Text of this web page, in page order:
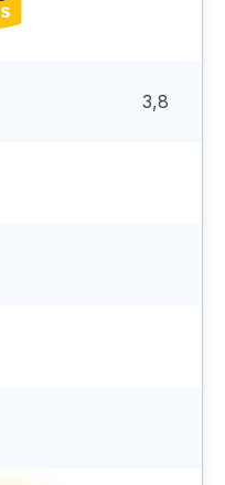
3,8